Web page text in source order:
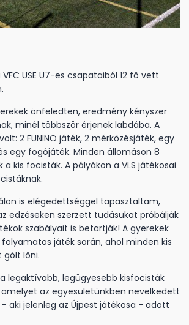
VFC USE U7-es csapataiból 12 fő vett
önfeledten, eredmény kényszer
minél többször érjenek labdába. A
2 FUNINO játék, 2 mérkőzésjáték, egy
egy fogójáték. Minden állomáson 8
kis focisták. A pályákon a VLS játékosai
is elégedettséggel tapasztaltam,
edzéseken szerzett tudásukat próbálják
szabályait is betartják! A gyerekek
játék során, ahol minden kis
gólt lőni.
legaktívabb, legügyesebb kisfocisták
az egyesületünkben nevelkedett
- aki jelenleg az Újpest játékosa - adott